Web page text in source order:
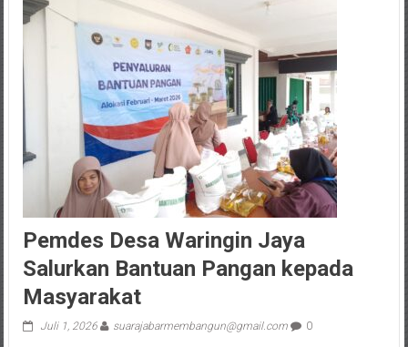
Pemdes Desa Waringin Jaya
Salurkan Bantuan Pangan kepada
Masyarakat
Juli 1, 2026 suarajabarmembangun@gmail.com 0